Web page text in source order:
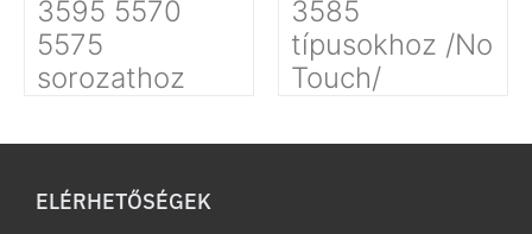
3595 5570
5575
sorozathoz
3585
típusokhoz /No
Touch/
ELÉRHETŐSÉGEK